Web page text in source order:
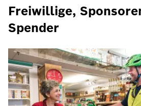
Freiwillige,
Spender